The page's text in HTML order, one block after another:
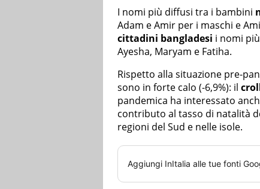
I nomi più diffusi tra i bambini
Adam e Amir per i maschi e
cittadini bangladesi i nomi
Ayesha, Maryam e Fatiha.
Rispetto alla situazione pre-
sono in forte calo (-6,9%): il
pandemica ha interessato
contributo al tasso di natalità
regioni del Sud e nelle isole.
Aggiungi InItalia alle tue fonti